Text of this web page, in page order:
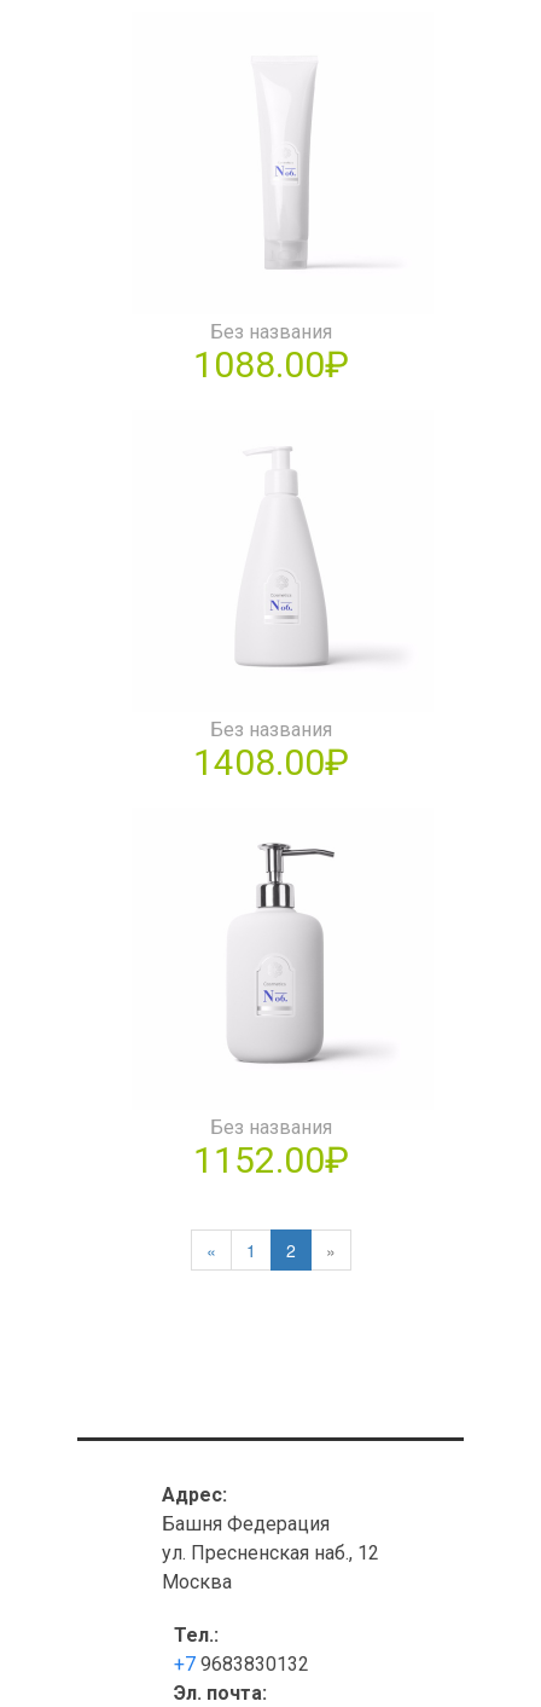
Без названия
1088.00₽
Без названия
1408.00₽
Без названия
1152.00₽
« 1 2 »
Адрес:
Башня Федерация
ул. Пресненская наб., 12
Москва
Тел.:
+7 9683830132
Эл. почта: